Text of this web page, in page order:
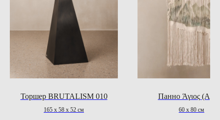
Торшер BRUTALISM 010
165 х 58 х 52 см
Панно Άγιος
60 x 80 см